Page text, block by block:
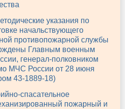
указания по
начальствующего
противопожарной службы
Главным военным
генерал-полковником
МЧС России от 28 июня
43-1889-18)
спасательное
пожарный и